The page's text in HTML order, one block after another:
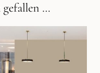
gefallen …
Produkt
mehrere